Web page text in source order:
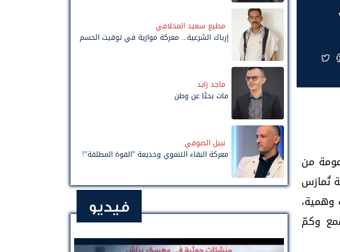
من
تُمارَس
وهمية،
وكمّ
مطيع سعيد المخلافي
إرباك الشرعية... معركة موازية في توقيت الحسم
ماجد زايد
مات بحثًا عن وطن
نبيل الصوفي
معركة البقاء التنموي وخديعة "القوة المطلقة"!
فيديو